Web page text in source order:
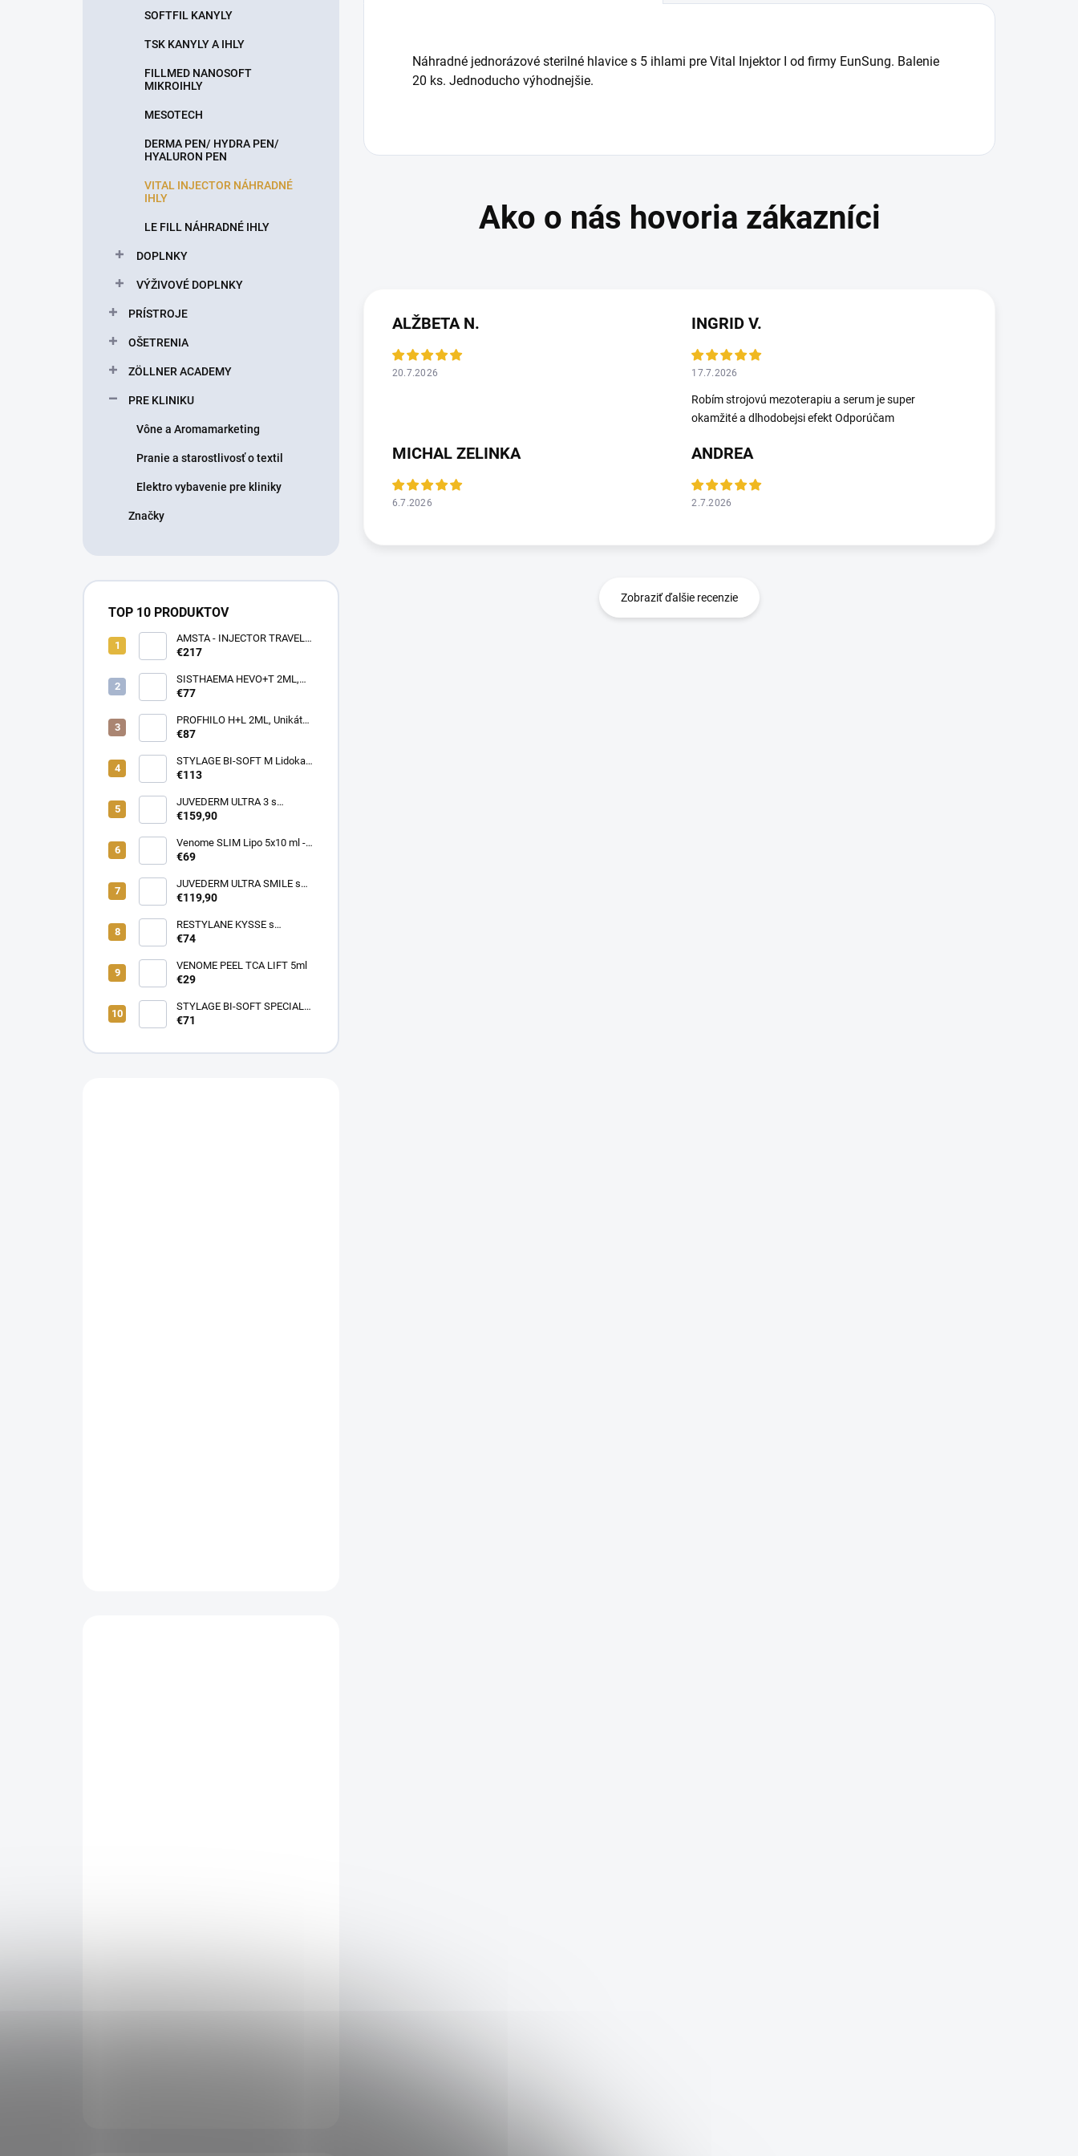
SOFTFIL KANYLY
TSK KANYLY A IHLY
FILLMED NANOSOFT
MIKROIHLY
MESOTECH
DERMA PEN/ HYDRA PEN/
HYALURON PEN
VITAL INJECTOR NÁHRADNÉ
IHLY
LE FILL NÁHRADNÉ IHLY
DOPLNKY
VÝŽIVOVÉ DOPLNKY
PRÍSTROJE
OŠETRENIA
ZÖLLNER ACADEMY
PRE KLINIKU
Vône a Aromamarketing
Pranie a starostlivosť o textil
Elektro vybavenie pre kliniky
Značky
TOP 10 PRODUKTOV
AMSTA - INJECTOR TRAVEL
BAG - LIMITOVANÁ EDÍCIA -
pre lekárov estetickej
medicíny v pohybe (rôzne
€217
SISTHAEMA HEVO+T 2ML,
70mg/2ml = 50mg/HA + 20mg
Dermálna Regenerácia,
SKUTOČNÉ OMLADENIE,
Patentované zloženie
(VENOME)
€77
PROFHILO H+L 2ML, Unikátny
REMODELAČNÝ produkt pre
napnutie a lifting pokožky, až
64mg kyseliny Hyalurónovej
€87
STYLAGE BI-SOFT M Lidokaín
2x1ml s Mannitolom s
EŠTE LEPŠIE výsledky!
€113
JUVEDERM ULTRA 3 s
Lidokaínom (2x1ml)
€159,90
Venome SLIM Lipo 5x10 ml -
Pomáha v boji proti tukovým
odstrániť
€69
JUVEDERM ULTRA SMILE s
Lidokaínom (2x0,55ml)
€119,90
RESTYLANE KYSSE s
lidokaínom (1x1ml)
€74
VENOME PEEL TCA LIFT 5ml
€29
STYLAGE BI-SOFT SPECIAL
LIPS Lidokaín 1ml s
€71
Náhradné jednorázové sterilné hlavice s 5 ihlami pre Vital Injektor I od firmy EunSung. Balenie
20 ks. Jednoducho výhodnejšie.
ALŽBETA N.
20.7.2026
INGRID V.
17.7.2026
Robím strojovú mezoterapiu a serum je super
okamžité a dlhodobejsi efekt Odporúčam
MICHAL ZELINKA
6.7.2026
ANDREA
2.7.2026
Zobraziť ďalšie recenzie